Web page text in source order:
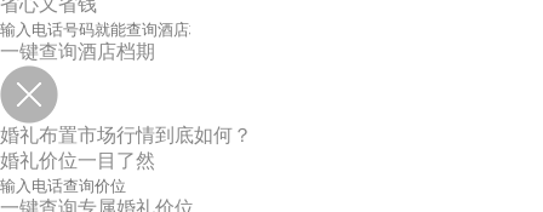
省心又省钱
一键查询酒店档期
婚礼布置市场行情到底如何？
婚礼价位一目了然